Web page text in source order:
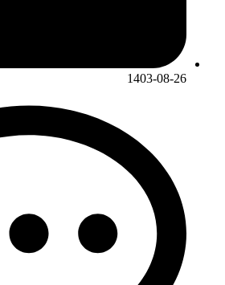
1403-08-26